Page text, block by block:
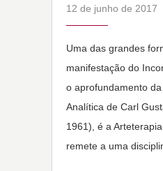
12 de junho de 2017
Uma das grandes
manifestação do
o aprofundamento
Analítica de Carl
1961), é a
remete a uma